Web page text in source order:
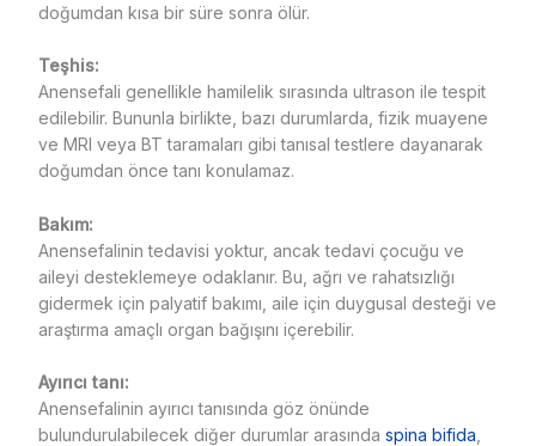
doğumdan kısa bir süre sonra ölür.
Teşhis:
Anensefali genellikle hamilelik sırasında ultrason ile tespit
edilebilir. Bununla birlikte, bazı durumlarda, fizik muayene
ve MRI veya BT taramaları gibi tanısal testlere dayanarak
doğumdan önce tanı konulamaz.
Bakım:
Anensefalinin tedavisi yoktur, ancak tedavi çocuğu ve
aileyi desteklemeye odaklanır. Bu, ağrı ve rahatsızlığı
gidermek için palyatif bakımı, aile için duygusal desteği ve
araştırma amaçlı organ bağışını içerebilir.
Ayırıcı tanı:
Anensefalinin ayırıcı tanısında göz önünde
bulundurulabilecek diğer durumlar arasında spina bifida